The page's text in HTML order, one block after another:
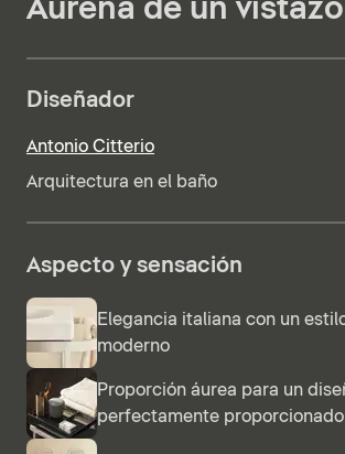
Aurena de un vistazo
Diseñador
Antonio Citterio
Arquitectura en el baño
Aspecto y sensación
Elegancia italiana con un
moderno
Proporción áurea para un
perfectamente proporcionado